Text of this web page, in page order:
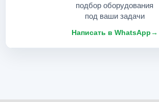
подбор оборудования
под ваши задачи
Написать в WhatsApp→